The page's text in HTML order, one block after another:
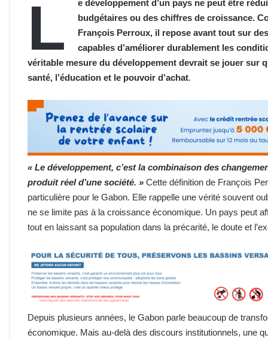
L
e développement d’un pays ne peut être
budgétaires ou des chiffres de croissance.
François Perroux, il repose avant tout sur
capables d’améliorer durablement les
véritable mesure du développement devrait se jouer sur
santé, l’éducation et le pouvoir d’achat.
« Le développement, c’est la combinaison des
produit réel d’une société. » Cette définition de François
particulière pour le Gabon. Elle rappelle une vérité souvent
ne se limite pas à la croissance économique. Un pays peut
tout en laissant sa population dans la précarité, le doute et
Depuis plusieurs années, le Gabon parle beaucoup de
économique. Mais au-delà des discours institutionnels, une